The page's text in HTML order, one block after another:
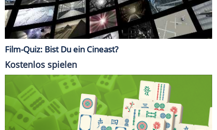
Film-Quiz: Bist Du ein Cineast?
Kostenlos spielen